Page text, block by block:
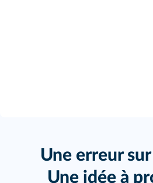
Une erreur
Une idée à